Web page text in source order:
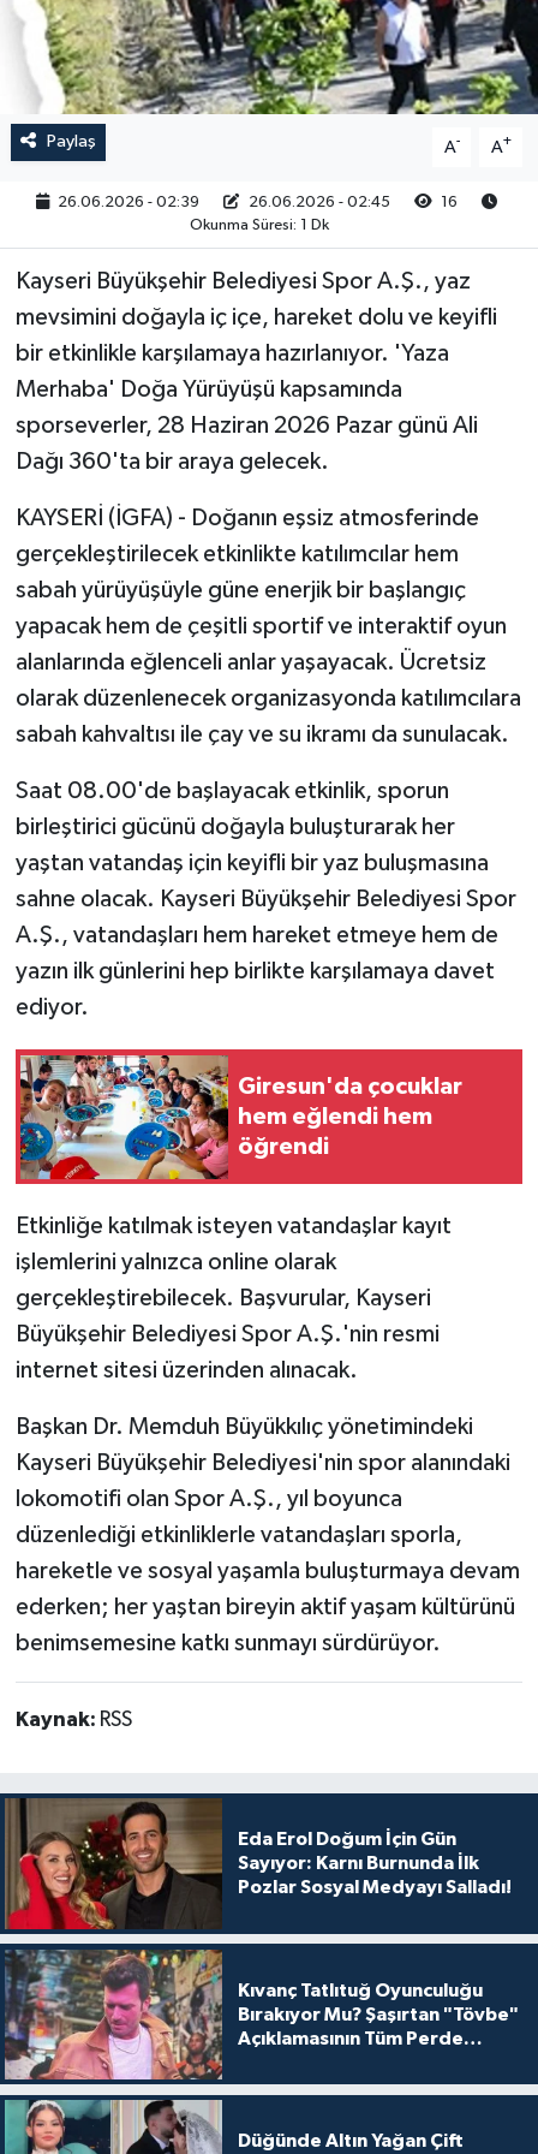
Paylaş A- A+
26.06.2026 - 02:39 26.06.2026 - 02:45
16
Okunma Süresi: 1 Dk
Kayseri Büyükşehir Belediyesi Spor A.Ş., yaz
mevsimini doğayla iç içe, hareket dolu ve keyifli
bir etkinlikle karşılamaya hazırlanıyor. 'Yaza
Merhaba' Doğa Yürüyüşü kapsamında
sporseverler, 28 Haziran 2026 Pazar günü Ali
Dağı 360'ta bir araya gelecek.
KAYSERİ (İGFA) - Doğanın eşsiz atmosferinde
gerçekleştirilecek etkinlikte katılımcılar hem
sabah yürüyüşüyle güne enerjik bir başlangıç
yapacak hem de çeşitli sportif ve interaktif oyun
alanlarında eğlenceli anlar yaşayacak. Ücretsiz
olarak düzenlenecek organizasyonda katılımcılara
sabah kahvaltısı ile çay ve su ikramı da sunulacak.
Saat 08.00'de başlayacak etkinlik, sporun
birleştirici gücünü doğayla buluşturarak her
yaştan vatandaş için keyifli bir yaz buluşmasına
sahne olacak. Kayseri Büyükşehir Belediyesi Spor
A.Ş., vatandaşları hem hareket etmeye hem de
yazın ilk günlerini hep birlikte karşılamaya davet
ediyor.
Giresun'da çocuklar
hem eğlendi hem
öğrendi
Etkinliğe katılmak isteyen vatandaşlar kayıt
işlemlerini yalnızca online olarak
gerçekleştirebilecek. Başvurular, Kayseri
Büyükşehir Belediyesi Spor A.Ş.'nin resmi
internet sitesi üzerinden alınacak.
Başkan Dr. Memduh Büyükkılıç yönetimindeki
Kayseri Büyükşehir Belediyesi'nin spor alanındaki
lokomotifi olan Spor A.Ş., yıl boyunca
düzenlediği etkinliklerle vatandaşları sporla,
hareketle ve sosyal yaşamla buluşturmaya devam
ederken; her yaştan bireyin aktif yaşam kültürünü
benimsemesine katkı sunmayı sürdürüyor.
Kaynak: RSS
Eda Erol Doğum İçin Gün
Sayıyor: Karnı Burnunda İlk
Pozlar Sosyal Medyayı Salladı!
Kıvanç Tatlıtuğ Oyunculuğu
Bırakıyor Mu? Şaşırtan "Tövbe"
Açıklamasının Tüm Perde
Düğünde Altın Yağan Çift
RESMİ İLAN